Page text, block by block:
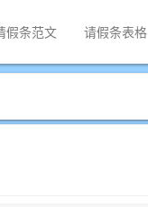
假条范文 请假条表格